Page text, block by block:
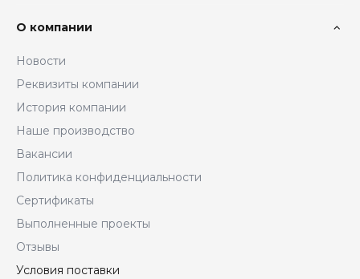
О компании
Новости
Реквизиты компании
История компании
Наше производство
Вакансии
Политика конфиденциальности
Сертификаты
Выполненные проекты
Отзывы
Условия поставки